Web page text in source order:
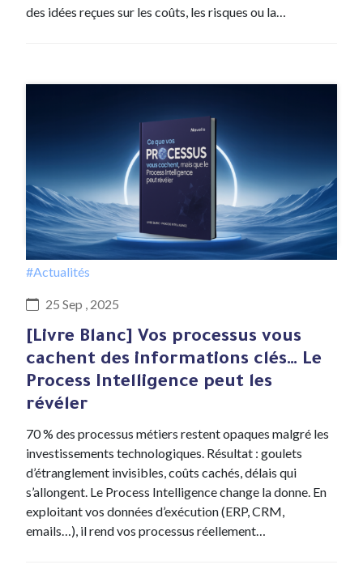
des idées reçues sur les coûts, les risques ou la…
#Actualités
25 Sep , 2025
[Livre Blanc] Vos processus vous
cachent des informations clés… Le
Process Intelligence peut les
révéler
70 % des processus métiers restent opaques malgré les
investissements technologiques. Résultat : goulets
d’étranglement invisibles, coûts cachés, délais qui
s’allongent. Le Process Intelligence change la donne. En
exploitant vos données d’exécution (ERP, CRM,
emails…), il rend vos processus réellement…